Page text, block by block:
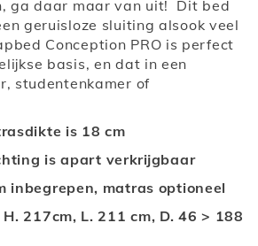
ga daar maar van uit! Dit bed
geruisloze sluiting alsook veel
Conception PRO is perfect
basis, en dat in een
studentenkamer of
is 18 cm
is apart verkrijgbaar
inbegrepen, matras optioneel
217cm, L. 211 cm, D. 46 > 188